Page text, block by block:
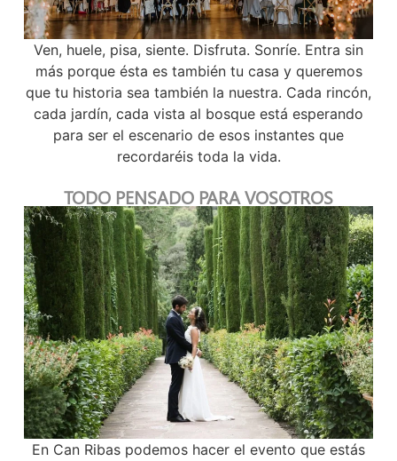
Ven, huele, pisa, siente. Disfruta. Sonríe. Entra sin
más porque ésta es también tu casa y queremos
que tu historia sea también la nuestra. Cada rincón,
cada jardín, cada vista al bosque está esperando
para ser el escenario de esos instantes que
recordaréis toda la vida.
TODO PENSADO PARA VOSOTROS
En Can Ribas podemos hacer el evento que estás